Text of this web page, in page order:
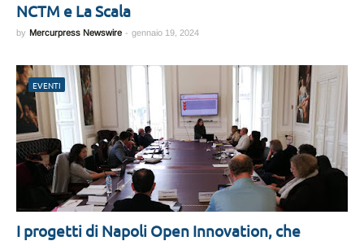
NCTM e La Scala
by Mercurpress Newswire - gennaio 19, 2024
EVENTI
I progetti di Napoli Open Innovation, che